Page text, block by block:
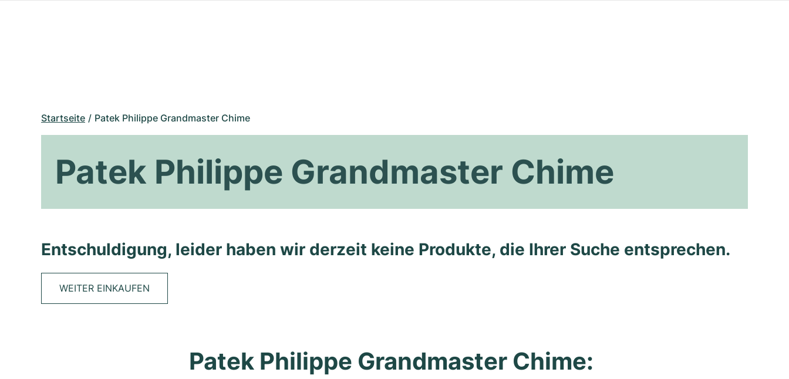
Startseite Patek Philippe Grandmaster Chime
Patek Philippe Grandmaster Chime
Entschuldigung, leider haben wir derzeit keine Produkte, die Ihrer Suche entsprechen.
WEITER EINKAUFEN
Patek Philippe Grandmaster Chime: